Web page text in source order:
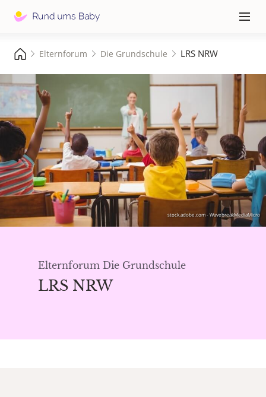
≡
Elternforum Die Grundschule LRS NRW
Elternforum Die Grundschule
LRS NRW
stock.adobe.com - WavebreakMediaMicro